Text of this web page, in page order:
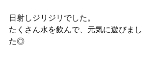
日射しジリジリでした。
たくさん水を飲んで、元気に遊びまし
た◎